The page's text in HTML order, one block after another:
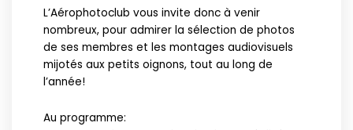
L’Aérophotoclub vous invite donc à venir
nombreux, pour admirer la sélection de photos
de ses membres et les montages audiovisuels
mijotés aux petits oignons, tout au long de
l’année!
Au programme: